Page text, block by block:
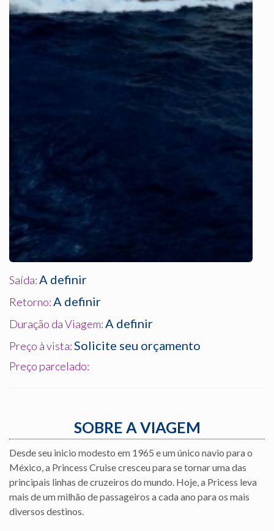
Saída:A definir
Retorno:A definir
Duração da Viagem:A definir
Preço à vista:Solicite seu orçamento
Preço parcelado:
SOBRE A VIAGEM
Desde seu inicio modesto em 1965 e um único navio para o
México, a Princess Cruise cresceu para se tornar uma das
principais linhas de cruzeiros do mundo. Hoje, a Pricess leva
mais de um milhão de passageiros a cada ano para os mais
diversos destinos.